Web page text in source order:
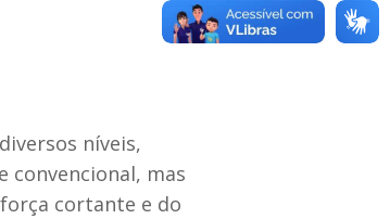
níveis,
convencional, mas
cortante e do